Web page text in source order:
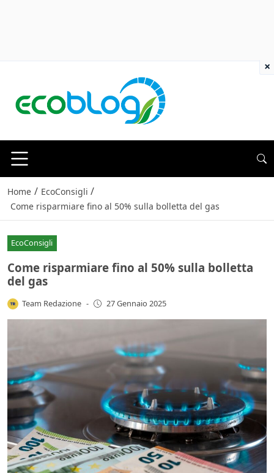
Home / EcoConsigli /
Come risparmiare fino al 50% sulla bolletta del gas
EcoConsigli
Come risparmiare fino al 50% sulla bolletta
del gas
Team Redazione - 27 Gennaio 2025
×